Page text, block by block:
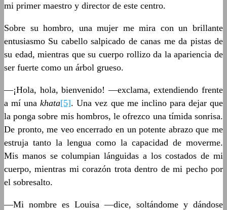
mi primer maestro y director de este centro.
Sobre su hombro, una mujer me mira con un brillante
entusiasmo Su cabello salpicado de canas me da pistas de
su edad, mientras que su cuerpo rollizo da la apariencia de
ser fuerte como un árbol grueso.
—¡Hola, hola, bienvenido! —exclama, extendiendo frente
a mí unakhata[5]. Una vez que me inclino para dejar que
la ponga sobre mis hombros, le ofrezco una tímida sonrisa.
De pronto, me veo encerrado en un potente abrazo que me
estruja tanto la lengua como la capacidad de moverme.
Mis manos se columpian lánguidas a los costados de mi
cuerpo, mientras mi corazón trota dentro de mi pecho por
el sobresalto.
—Mi nombre es Louisa —dice, soltándome y dándose